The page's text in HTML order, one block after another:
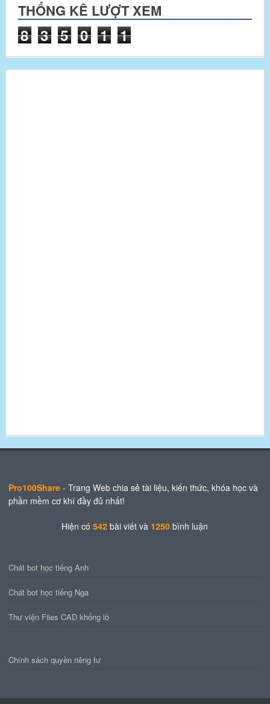
THỐNG KÊ LƯỢT XEM
8 3 5 0 1 1
Pro100Share- Trang Web chia sẻ tài liệu, kiến thức, khóa học và
phần mềm cơ khí đầy đủ nhất!
Hiện có 542 bài viết và 1250bình luận
Chát bot học tiếng Anh
Chát bot học tiếng Nga
Thư viện Files CAD khổng lồ
Chính sách quyền riêng tư